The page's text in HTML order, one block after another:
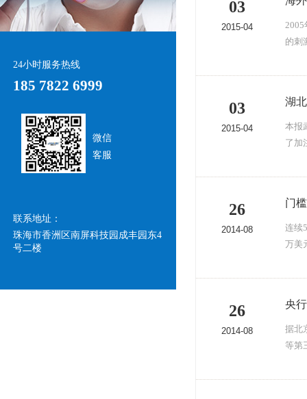
03
2015-04
2005
的刺
03
2015-04
湖
本报
了加
26
2014-08
门
连续
万美
26
2014-08
央
据北
等第
联系地址：
珠海市香洲区南屏科技园成丰园东4
号二楼
微信
客服
24小时服务热线
185 7822 6999